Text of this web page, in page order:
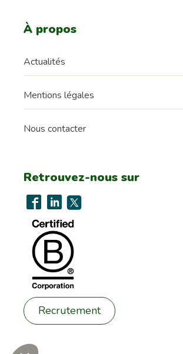
À propos
Actualités
Mentions légales
Nous contacter
Retrouvez-nous sur
Recrutement